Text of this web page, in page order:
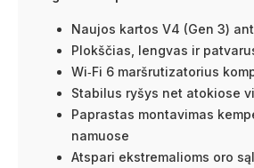
Naujos kartos V4 (Gen 3)
Plokščias, lengvas ir
Wi‑Fi 6 maršrutizatorius
Stabilus ryšys net atokiose
Paprastas montavimas
namuose
Atspari ekstremalioms oro